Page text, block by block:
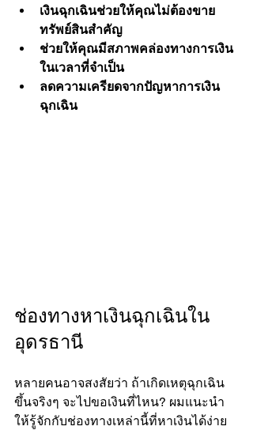
เงินฉุกเฉินช่วยให้คุณไม่ต้องขาย
ทรัพย์สินสำคัญ
ช่วยให้คุณมีสภาพคล่องทางการเงิน
ในเวลาที่จำเป็น
ลดความเครียดจากปัญหาการเงิน
ฉุกเฉิน
ช่องทางหาเงินฉุกเฉินใน
อุดรธานี
หลายคนอาจสงสัยว่า ถ้าเกิดเหตุฉุกเฉิน
ขึ้นจริงๆ จะไปขอเงินที่ไหน? ผมแนะนำ
ให้รู้จักกับช่องทางเหล่านี้ที่หาเงินได้ง่าย